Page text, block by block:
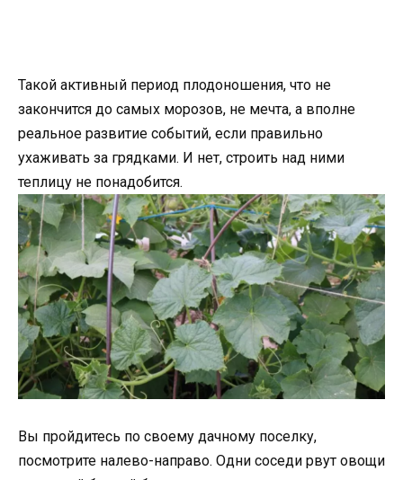
Такой активный период плодоношения, что не
закончится до самых морозов, не мечта, а вполне
реальное развитие событий, если правильно
ухаживать за грядками. И нет, строить над ними
теплицу не понадобится.
Вы пройдитесь по своему дачному поселку,
посмотрите налево-направо. Одни соседи рвут овощи